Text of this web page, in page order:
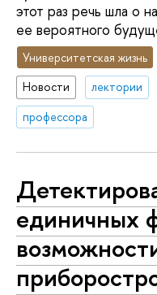
этот раз речь шла о
ее вероятного
Университетская жизнь
Новости
лектории
профессора
единичных